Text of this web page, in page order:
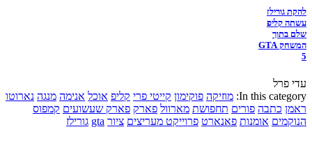
להקת גורילז
עשתה קליפ
שלם בתוך
המשחק GTA
5
עדי פרל
In this category: מוזיקה פוקימון קייטי פרי קליפ אוכל אנימה מנגה נארוטו
ראמן כתבה פורים תחפושת מארוול פארק פארק שעשועים קמפוס
הנוקמים אומנות פאנארט פרוייקט מעריצים ציור gta גורילז